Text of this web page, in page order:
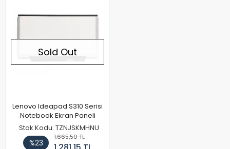
Sold Out
Lenovo Ideapad S310 Serisi
Notebook Ekran Paneli
Stok Kodu: TZNJSKMHNU
%23
1.665,50 TL